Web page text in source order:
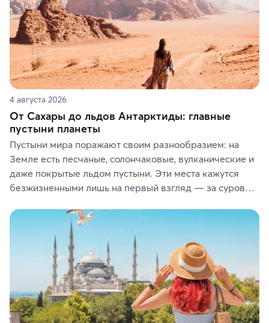
4 августа 2026
От Сахары до льдов Антарктиды: главные
пустыни планеты
Пустыни мира поражают своим разнообразием: на
Земле есть песчаные, солончаковые, вулканические и
даже покрытые льдом пустыни. Эти места кажутся
безжизненными лишь на первый взгляд — за суровой
животные и маршруты, которые дарят одни из самых
ярких впечатлений от путешествий.